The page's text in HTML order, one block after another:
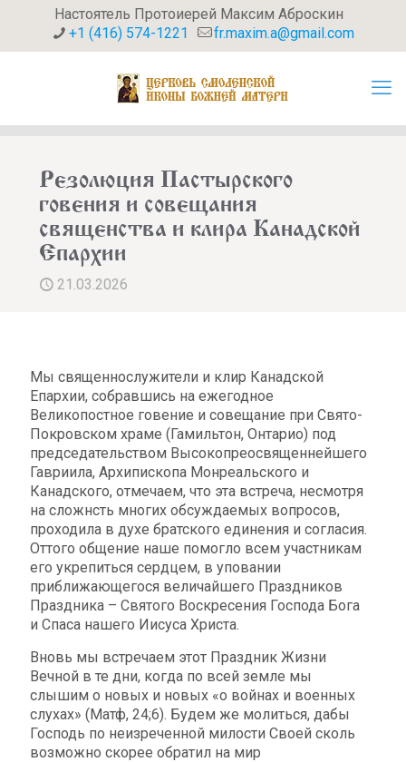
Настоятель Протоиерей Максим Аброскин
+1 (416) 574-1221
fr.maxim.a@gmail.com
Резолюция Пастырского
говения и совещания
священства и клира Канадской
Епархии
21.03.2026
Мы священнослужители и клир Канадской
Епархии, собравшись на ежегодное
Великопостное говение и совещание при Свято-
Покровском храме (Гамильтон, Онтaрио) под
председательством Высокопреосвященнейшего
Гавриила, Архипископа Монреальского и
Канадского, отмечаем, что эта встреча, несмотря
на сложнсть многих обсуждаемых вопросов,
проходила в духе братского единения и согласия.
Оттого общение наше помогло всем участникам
его укрепиться сердцем, в уповании
приближающегося величайшего Праздников
Праздника – Святого Воскресения Господа Бога
и Спаса нашего Иисуса Христа.
Вновь мы встрeчаем этот Праздник Жизни
Вeчной в те дни, когда по всей земле мы
слышим о новых и новых «о войнах и военных
слухах» (Матф, 24;6). Будем же молиться, дабы
Господь по неизреченной милости Своей сколь
возможно скорее обратил на мир